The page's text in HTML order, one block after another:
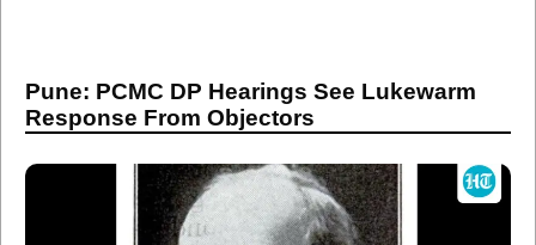
Pune: PCMC DP Hearings See Lukewarm
Response From Objectors